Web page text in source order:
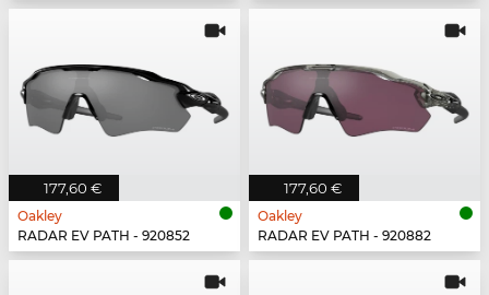
177,60 €
Oakley
RADAR EV PATH - 920852
177,60 €
Oakley
RADAR EV PATH - 920882